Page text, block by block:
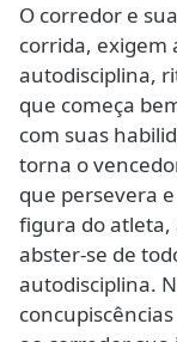
O corredor e
corrida, exigem
autodisciplina,
que começa
com suas
torna o
que persevera
figura do atleta,
abster-se de
autodisciplina.